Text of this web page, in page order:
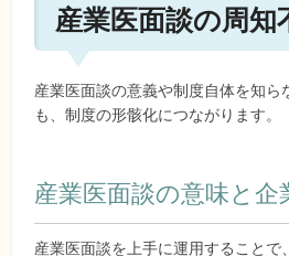
産業医面談の周知
産業医面談の意義や制度自体を知ら
も、制度の形骸化につながります。
産業医面談の意味と企
産業医面談を上手に運用することで